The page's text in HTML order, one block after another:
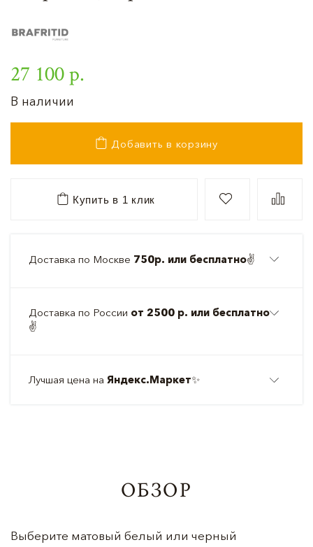
27 100 р.
В наличии
Добавить в корзину
Купить в 1 клик
Доставка по Москве 750р. или бесплатно✌️
Доставка по России от 2500 р. или бесплатно
✌️
Лучшая цена на Яндекс.Маркет✨
ОБЗОР
Выберите матовый белый или черный